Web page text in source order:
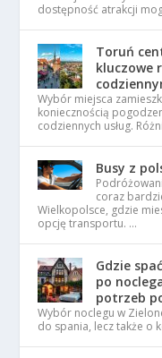
dostępność atrakcji
Toruń
kluczowe
Wybór miejsca
koniecznością
codziennych usług.
Busy z
coraz
Wielkopolsce, gdzie
opcję transportu. …
Gdzie
po
potrzeb
Wybór noclegu w
do spania, lecz także o